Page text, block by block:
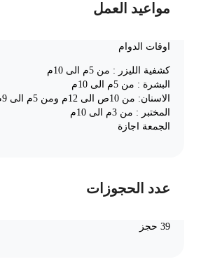
مواعيد العمل
اوقات الدوام
كشفية الليزر : من 5م الى 10م
البشرة : من 5م الى 10م
الاسنان: من 10ص الى 12م ومن 5م الى 9م
المختبر : من 3م الى 10م
الجمعة اجازة
عدد الحجوزات